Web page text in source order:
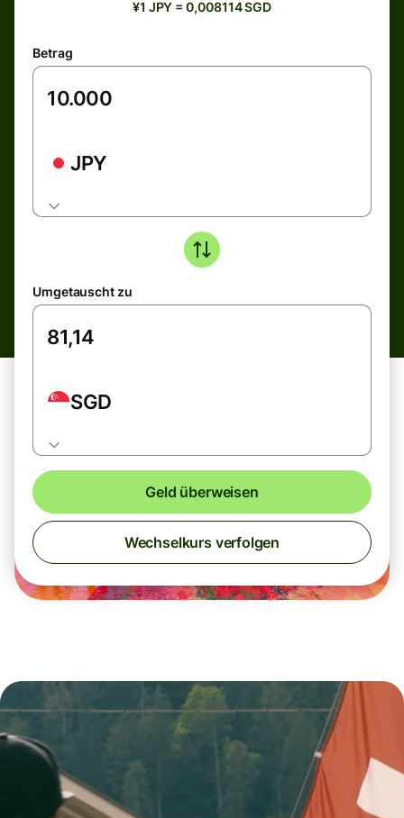
¥1 JPY = 0,008114 SGD
Betrag
JPY
Umgetauscht zu
SGD
Geld überweisen
Wechselkurs verfolgen